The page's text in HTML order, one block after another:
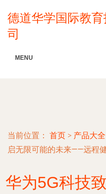
德道华学国际教
司
MENU
当前位置： 首页 > 产品大全
启无限可能的未来——远程
华为5G科技